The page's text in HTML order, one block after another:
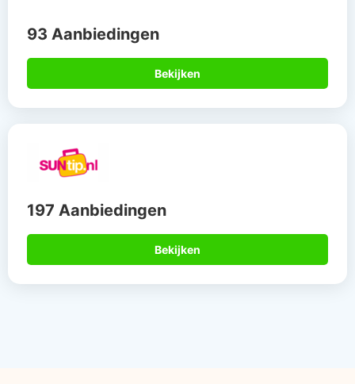
93 Aanbiedingen
Bekijken
197 Aanbiedingen
Bekijken